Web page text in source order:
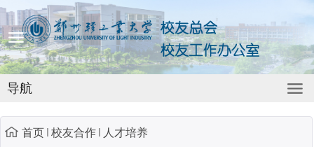
导航
首页 校友合作 人才培养